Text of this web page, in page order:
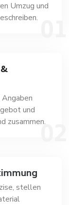
Umzug und
und
zusammen.
stellen